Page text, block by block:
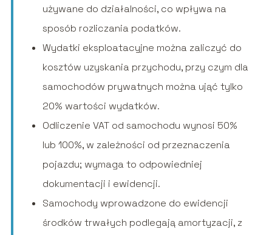
używane do działalności, co wpływa na
sposób rozliczania podatków.
Wydatki eksploatacyjne można zaliczyć do
kosztów uzyskania przychodu, przy czym dla
samochodów prywatnych można ująć tylko
20% wartości wydatków.
Odliczenie VAT od samochodu wynosi 50%
lub 100%, w zależności od przeznaczenia
pojazdu; wymaga to odpowiedniej
dokumentacji i ewidencji.
Samochody wprowadzone do ewidencji
środków trwałych podlegają amortyzacji, z